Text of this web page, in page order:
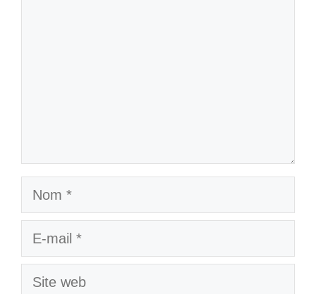
Nom
E-
Site